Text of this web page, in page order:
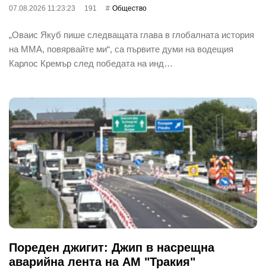
07.08.2026 11:23:23 191 Общество
„Оваис Якуб пише следващата глава в глобалната история
на ММА, повярвайте ми“, са първите думи на водещия
Карлос Кремър след победата на инд…
Пореден джигит: Джип в насрещна
аварийна лента на АМ "Тракия"